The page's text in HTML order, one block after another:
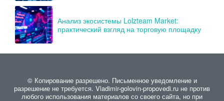
Анализ экосистемы Lolzteam Market:
практический взгляд на торговую площадку
© Копирование разрешено. Письменное уведомление и
разрешение не требуется. Vladimir-golovin-propovedi.ru не против
любого использования материалов со своего сайта, но при